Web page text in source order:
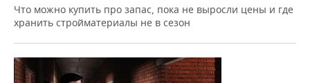
Что можно купить про запас, пока не выросли цены и где
хранить стройматериалы не в сезон